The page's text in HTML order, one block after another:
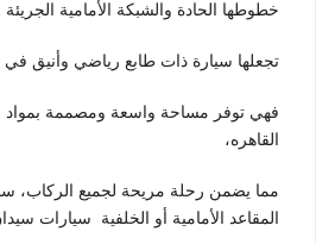
خطوطها الحادة والشبكة الأمامية الجريئة
تجعلها سيارة ذات طابع رياضي وأنيق في
فهي توفر مساحة واسعة ومصممة بمواد
القاهره،
مما يضمن رحلة مريحة لجميع الركاب،
المقاعد الأمامية أو الخلفية سيارات